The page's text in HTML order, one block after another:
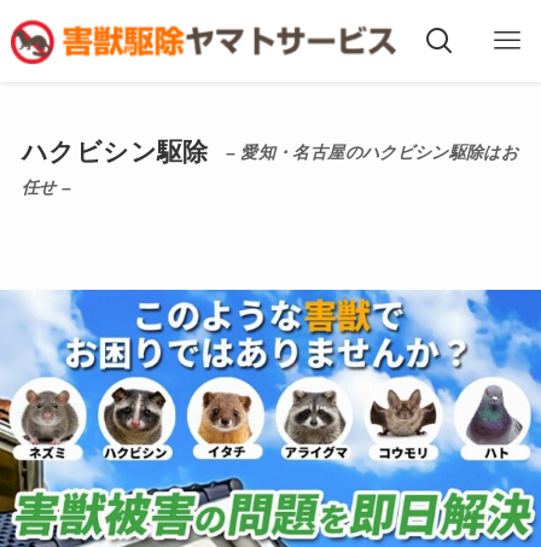
ハクビシン駆除
– 愛知・名古屋のハクビシン駆除はお
任せ –